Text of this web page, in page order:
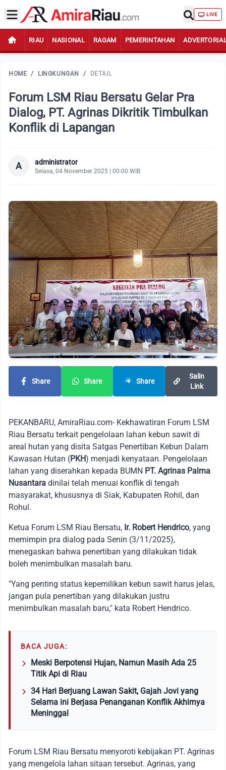
LIVE
RIAU NASIONAL RAGAM PEMERINTAHAN
HOME / LINGKUNGAN / DETAIL
Forum LSM Riau Bersatu Gelar Pra
Dialog, PT. Agrinas Dikritik Timbulkan
Konflik di Lapangan
A administrator
Selasa, 04 November 2025 | 00:00 WIB
Share Share Share
Salin
Link
PEKANBARU, AmiraRiau.com- Kekhawatiran Forum LSM
Riau Bersatu terkait pengelolaan lahan kebun sawit di
areal hutan yang disita Satgas Penertiban Kebun Dalam
Kawasan Hutan (PKH) menjadi kenyataan. Pengelolaan
lahan yang diserahkan kepada BUMN PT. Agrinas Palma
Nusantara dinilai telah menuai konflik di tengah
masyarakat, khususnya di Siak, Kabupaten Rohil, dan
Rohul.
Ketua Forum LSM Riau Bersatu, Ir. Robert Hendrico, yang
memimpin pra dialog pada Senin (3/11/2025),
menegaskan bahwa penertiban yang dilakukan tidak
boleh menimbulkan masalah baru.
"Yang penting status kepemilikan kebun sawit harus jelas,
jangan pula penertiban yang dilakukan justru
menimbulkan masalah baru," kata Robert Hendrico.
BACA JUGA:
Meski Berpotensi Hujan, Namun Masih Ada 25
Titik Api di Riau
34 Hari Berjuang Lawan Sakit, Gajah Jovi yang
Selama ini Berjasa Penanganan Konflik Akhirnya
Meninggal
Forum LSM Riau Bersatu menyoroti kebijakan PT. Agrinas
yang mengelola lahan sitaan tersebut. Agrinas, yang